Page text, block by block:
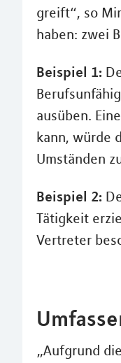
greift“, so
haben: zwei
Beispiel 1:
ausüben.
kann, würde
Umständen
Beispiel 2:
Tätigkeit
Vertreter
„Aufgrund